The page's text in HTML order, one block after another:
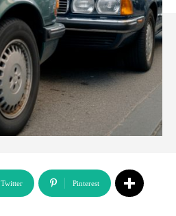
Twitter Pinterest